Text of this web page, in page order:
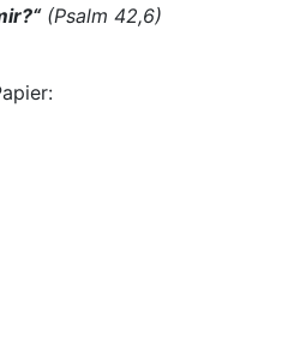
(Psalm 42,6)